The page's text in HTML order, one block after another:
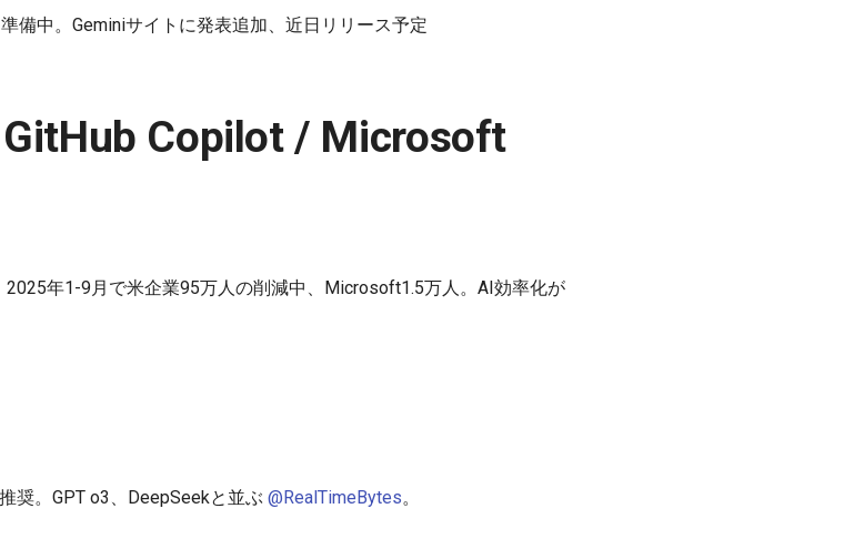
備中。Geminiサイトに発表追加、近日リリース予定
Copilot / Microsoft
年1-9月で米企業95万人の削減中、Microsoft1.5万人。AI効率化が
奨。GPT o3、DeepSeekと並ぶ @RealTimeBytes。